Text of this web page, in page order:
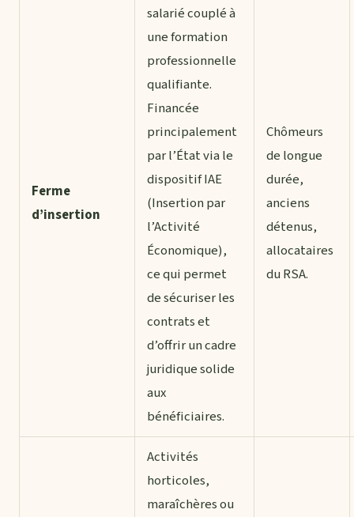
Ferme
d’insertion
salarié couplé à
une formation
professionnelle
qualifiante.
Financée
principalement
par l’État via le
dispositif IAE
(Insertion par
l’Activité
Économique),
ce qui permet
de sécuriser les
contrats et
d’offrir un cadre
juridique solide
aux
bénéficiaires.
Chômeurs
de longue
durée,
anciens
détenus,
allocataires
du RSA.
Activités
horticoles,
maraîchères ou